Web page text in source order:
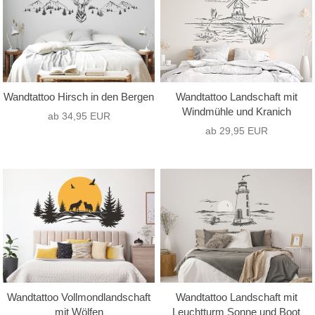
Wandtattoo Hirsch in den Bergen
ab 34,95 EUR
Wandtattoo Landschaft mit
Windmühle und Kranich
ab 29,95 EUR
Wandtattoo Vollmondlandschaft
mit Wölfen
Wandtattoo Landschaft mit
Leuchtturm Sonne und Boot